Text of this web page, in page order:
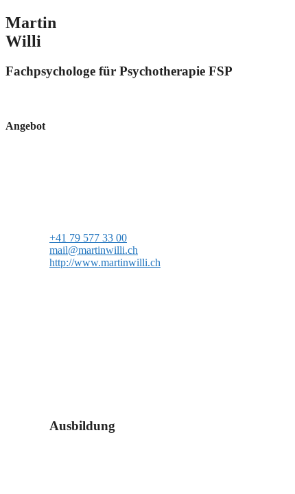
Martin
Willi
Fachpsychologe für Psychotherapie FSP
Angebot
+41 79 577 33 00
mail@martinwilli.ch
http://www.martinwilli.ch
Ausbildung